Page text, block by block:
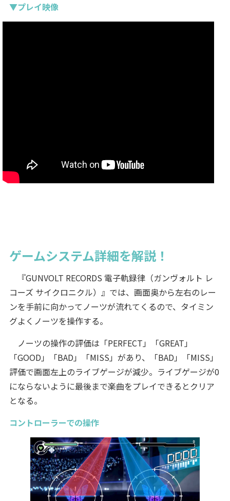
▼プレイ映像
ゲームシステム詳細を解説！
『GUNVOLT RECORDS 電子軌録律（ガンヴォルト レ
コーズ サイクロニクル）』では、画面奥から左右のレー
ンを手前に向かってノーツが流れてくるので、タイミン
グよくノーツを操作する。
ノーツの操作の評価は「PERFECT」「GREAT」
「GOOD」「BAD」「MISS」があり、「BAD」「MISS」
評価で画面左上のライブゲージが減少。ライブゲージが0
にならないように最後まで楽曲をプレイできるとクリア
となる。
コントローラーでの操作